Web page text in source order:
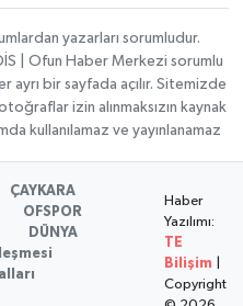
yazarları sorumludur.
| Ofun Haber Merkezi sorumlu
bir sayfada açılır. Sitemizde
izin alınmaksızın kaynak
kullanılamaz ve yayınlanamaz
ÇAYKARA
OFSPOR
DÜNYA
Haber
Yazılımı:
TE
Bilişim
Copyright